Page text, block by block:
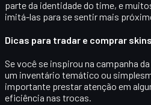
parte da identidade do time, e
imitá-las para se sentir mais
Dicas para tradar e comprar
Se você se inspirou na campanha
um inventário temático ou
importante prestar atenção em
eficiência nas trocas.